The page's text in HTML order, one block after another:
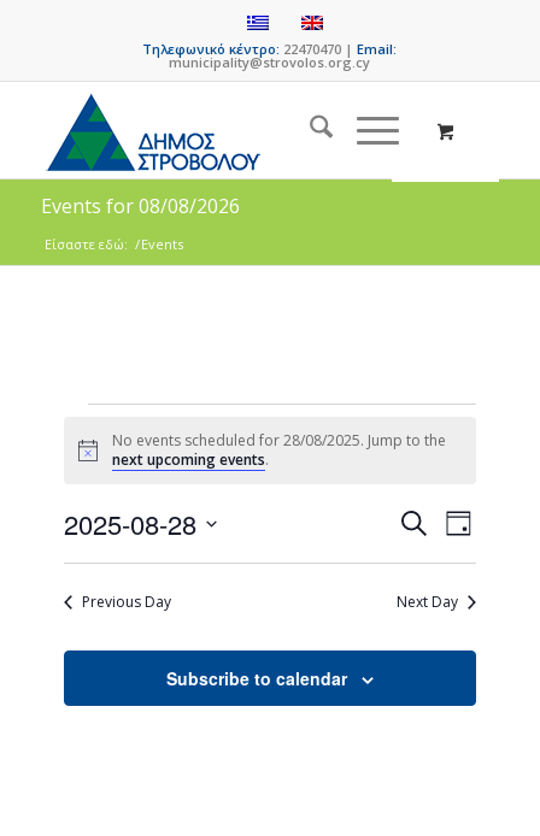
Τηλεφωνικό κέντρο: 22470470 |Email:
municipality@strovolos.org.cy
Events for 08/08/2026
Είσαστε εδώ: /Events
Notice
No events scheduled for 28/08/2025. Jump to the
next upcoming events.
Events
Search
and
SearchEvent
Views
Day
2025-08-28
Previous Day
Next Day
Subscribe to calendar